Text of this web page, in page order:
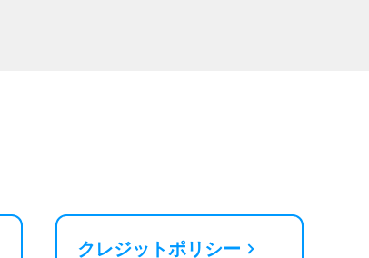
クレジットポリシー